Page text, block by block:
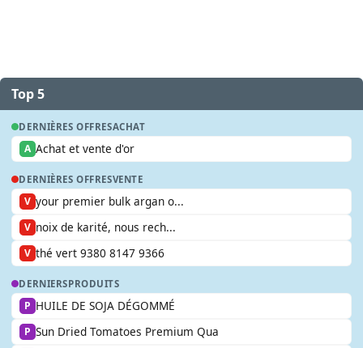
Top 5
DERNIÈRES OFFRESACHAT
A Achat et vente d'or
DERNIÈRES OFFRESVENTE
V your premier bulk argan o...
V noix de karité, nous rech...
V thé vert 9380 8147 9366
DERNIERSPRODUITS
P HUILE DE SOJA DÉGOMMÉ
P Sun Dried Tomatoes Premium Qua